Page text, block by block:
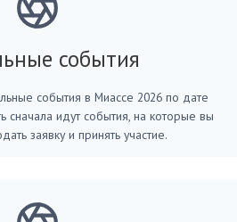
события
события в Миассе 2026 по дате
сначала идут события, на которые вы
заявку и принять участие.